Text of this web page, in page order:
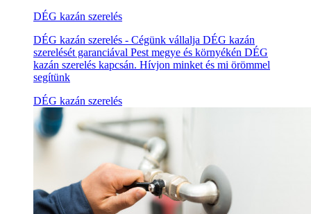
DÉG kazán szerelés
DÉG kazán szerelés - Cégünk vállalja DÉG kazán
szerelését garanciával Pest megye és környékén DÉG
kazán szerelés kapcsán. Hívjon minket és mi örömmel
segítünk
DÉG kazán szerelés